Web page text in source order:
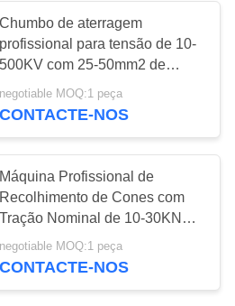
que
rolo de
Chumbo de aterragem
profissional para tensão de 10-
500KV com 25-50mm2 de
cobre e comprimento total de
1000-5500mm para aterragem
negotiable MOQ:1 peça
CONTACTE-NOS
Máquina Profissional de
Recolhimento de Cones com
Tração Nominal de 10-30KN
Movida a Gasolina para
Bobinagem e Armazenamento
negotiable MOQ:1 peça
CONTACTE-NOS